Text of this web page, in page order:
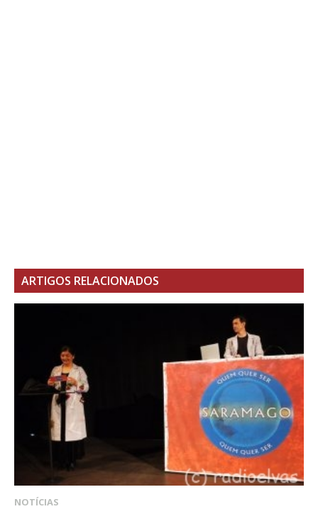
ARTIGOS RELACIONADOS
NOTÍCIAS